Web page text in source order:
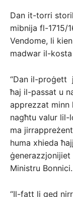
Dan it-torri
mibnija fl-1715/
Vendome, li
madwar il-
“Dan il-proġett
ħaj il-passat u
apprezzat minn
nagħtu valur lil-
ma
huma xhieda
ġenerazzjonijiet
Ministru Bonnici.
“Il-fatt li qed